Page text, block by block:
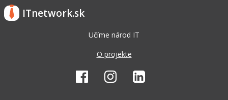
ITnetwork.sk
Učíme národ IT
O projekte